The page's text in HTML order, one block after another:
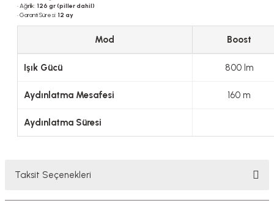
• Ağırlık: 126 gr (piller dahil)
• Garanti Süresi: 12 ay
Mod Boost
Işık Gücü 800 lm
Aydınlatma Mesafesi 160 m
Aydınlatma Süresi
Taksit Seçenekleri